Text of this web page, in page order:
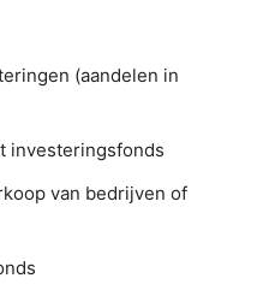
(aandelen in
investeringsfonds
van bedrijven of